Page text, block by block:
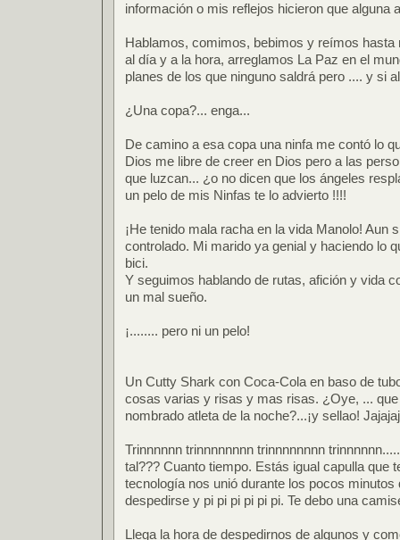
información o mis reflejos hicieron que alguna
Hablamos, comimos, bebimos y reímos
al día y a la hora, arreglamos La Paz en el
planes de los que ninguno saldrá pero .... y si
¿Una copa?... enga...
De camino a esa copa una ninfa me contó lo
Dios me libre de creer en Dios pero a las
que luzcan... ¿o no dicen que los ángeles
un pelo de mis Ninfas te lo advierto !!!!
¡He tenido mala racha en la vida Manolo! Aun
controlado. Mi marido ya genial y haciendo lo
bici.
Y seguimos hablando de rutas, afición y vida
un mal sueño.
¡........ pero ni un pelo!
Un Cutty Shark con Coca-Cola en baso de
cosas varias y risas y mas risas. ¿Oye, ...
nombrado atleta de la noche?...¡y sellao!
Trinnnnnn trinnnnnnnn trinnnnnnnn
tal??? Cuanto tiempo. Estás igual capulla que
tecnología nos unió durante los pocos minutos
despedirse y pi pi pi pi pi pi. Te debo una
Llega la hora de despedirnos de algunos y